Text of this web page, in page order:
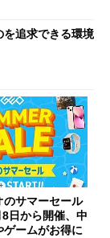
を追求できる環境
のサマーセール
日から開催、中
ゲームがお得に